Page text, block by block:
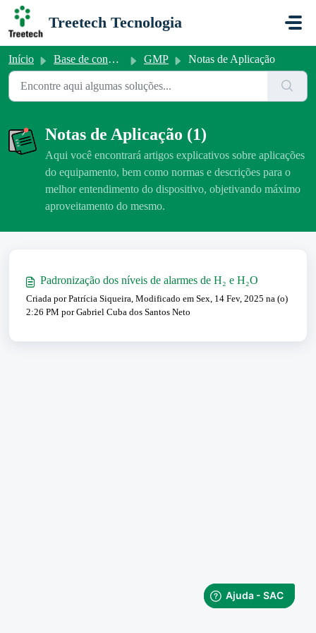
Ir para o conteúdo principal
Treetech Tecnologia
Início Base de conhecimento GMP Notas de Aplicação
Notas de Aplicação (1)
Aqui você encontrará artigos explicativos sobre aplicações
do equipamento, bem como normas e descrições para o
melhor entendimento do dispositivo, objetivando máximo
aproveitamento do mesmo.
Padronização dos níveis de alarmes de H₂ e H₂O
Criada por Patrícia Siqueira, Modificado em Sex, 14 Fev, 2025 na (o)
2:26 PM por Gabriel Cuba dos Santos Neto